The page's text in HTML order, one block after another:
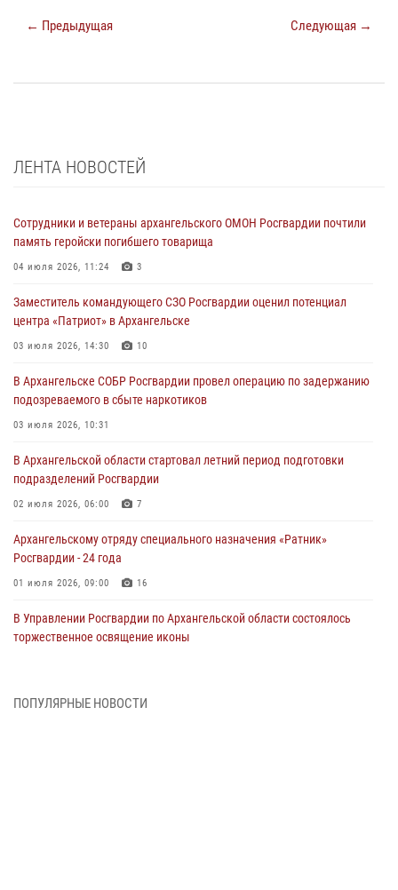
← Предыдущая Следующая →
ЛЕНТА НОВОСТЕЙ
Сотрудники и ветераны архангельского ОМОН Росгвардии почтили
память геройски погибшего товарища
04 июля 2026, 11:24 3
Заместитель командующего СЗО Росгвардии оценил потенциал
центра «Патриот» в Архангельске
03 июля 2026, 14:30 10
В Архангельске СОБР Росгвардии провел операцию по задержанию
подозреваемого в сбыте наркотиков
03 июля 2026, 10:31
В Архангельской области стартовал летний период подготовки
подразделений Росгвардии
02 июля 2026, 06:00 7
Архангельскому отряду специального назначения «Ратник»
Росгвардии - 24 года
01 июля 2026, 09:00 16
В Управлении Росгвардии по Архангельской области состоялось
торжественное освящение иконы
Военнослужащие по призыву из Архангельской области приняли
ПОПУЛЯРНЫЕ НОВОСТИ